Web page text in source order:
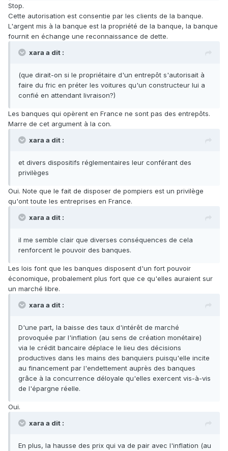
Stop.
Cette autorisation est consentie par les clients de la banque.
L'argent mis à la banque est la propriété de la banque, la banque
fournit en échange une reconnaissance de dette.
xara a dit :
(que dirait-on si le propriétaire d'un entrepôt s'autorisait à
faire du fric en préter les voitures qu'un constructeur lui a
confié en attendant livraison?)
Les banques qui opèrent en France ne sont pas des entrepôts.
Marre de cet argument à la con.
xara a dit :
et divers dispositifs réglementaires leur conférant des
privilèges
Oui. Note que le fait de disposer de pompiers est un privilège
qu'ont toute les entreprises en France.
xara a dit :
il me semble clair que diverses conséquences de cela
renforcent le pouvoir des banques.
Les lois font que les banques disposent d'un fort pouvoir
économique, probalement plus fort que ce qu'elles auraient sur
un marché libre.
xara a dit :
D'une part, la baisse des taux d'intérêt de marché
provoquée par l'inflation (au sens de création monétaire)
via le crédit bancaire déplace le lieu des décisions
productives dans les mains des banquiers puisqu'elle incite
au financement par l'endettement auprès des banques
grâce à la concurrence déloyale qu'elles exercent vis-à-vis
de l'épargne réelle.
Oui.
xara a dit :
En plus, la hausse des prix qui va de pair avec l'inflation (au